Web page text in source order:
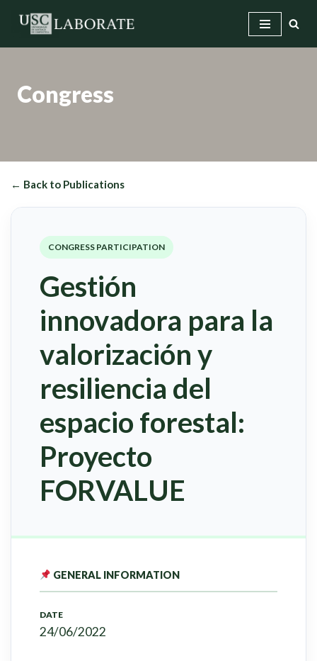
Congress
← Back to Publications
CONGRESS PARTICIPATION
Gestión
innovadora para la
valorización y
resiliencia del
espacio forestal:
Proyecto
FORVALUE
GENERAL INFORMATION
DATE
24/06/2022